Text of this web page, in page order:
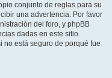
conjunto de reglas para su
una advertencia. Por favor
del foro, y phpBB
dadas en este sitio.
no está seguro de porqué fue